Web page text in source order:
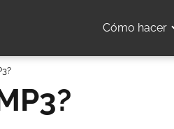
Cómo hacer